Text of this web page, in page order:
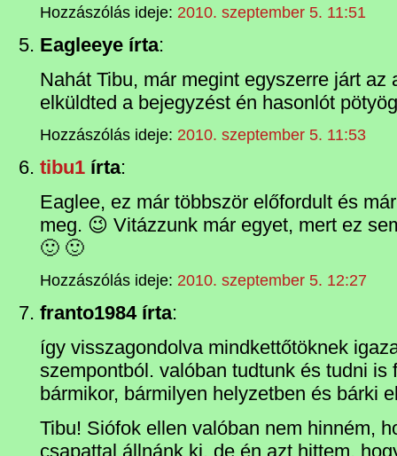
Hozzászólás ideje: 2010. szeptember 5. 11:51
Eagleeye írta:
Nahát Tibu, már megint egyszerre járt az
elküldted a bejegyzést én hasonlót
Hozzászólás ideje: 2010. szeptember 5. 11:53
tibu1 írta:
Eaglee, ez már többször előfordult és
meg. 😉 Vitázzunk már egyet, mert ez
🙂 🙂
Hozzászólás ideje: 2010. szeptember 5. 12:27
franto1984 írta:
így visszagondolva mindkettőtöknek
szempontból. valóban tudtunk és tudni is
bármikor, bármilyen helyzetben és bárki
Tibu! Siófok ellen valóban nem hinném,
csapattal állnánk ki, de én azt hittem,